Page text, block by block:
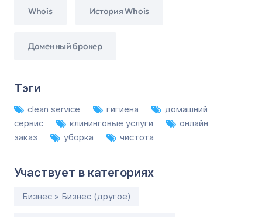
Whois История Whois
Доменный брокер
Тэги
clean service гигиена
домашний
сервис
клининговые услуги
онлайн
заказ
уборка чистота
Участвует в категориях
Бизнес » Бизнес (другое)